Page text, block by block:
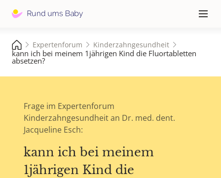
≡
Expertenforum Kinderzahngesundheit
kann ich bei meinem 1jährigen Kind die Fluortabletten
absetzen?
Frage im Expertenforum
Kinderzahngesundheit an Dr. med. dent.
Jacqueline Esch:
kann ich bei meinem
1jährigen Kind die